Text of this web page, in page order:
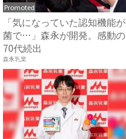
Promoted
「気になっていた認知機能が
菌で…」森永が開発。感動の
70代続出
森永乳業